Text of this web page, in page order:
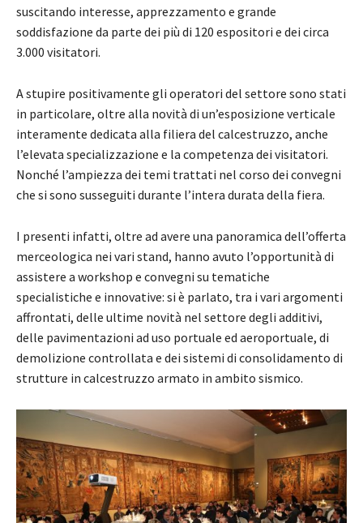
suscitando interesse, apprezzamento e grande
soddisfazione da parte dei più di 120 espositori e dei circa
3.000 visitatori.
A stupire positivamente gli operatori del settore sono stati
in particolare, oltre alla novità di un’esposizione verticale
interamente dedicata alla filiera del calcestruzzo, anche
l’elevata specializzazione e la competenza dei visitatori.
Nonché l’ampiezza dei temi trattati nel corso dei convegni
che si sono susseguiti durante l’intera durata della fiera.
I presenti infatti, oltre ad avere una panoramica dell’offerta
merceologica nei vari stand, hanno avuto l’opportunità di
assistere a workshop e convegni su tematiche
specialistiche e innovative: si è parlato, tra i vari argomenti
affrontati, delle ultime novità nel settore degli additivi,
delle pavimentazioni ad uso portuale ed aeroportuale, di
demolizione controllata e dei sistemi di consolidamento di
strutture in calcestruzzo armato in ambito sismico.